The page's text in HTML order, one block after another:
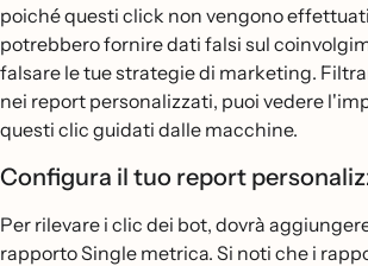
poiché questi click non vengono
potrebbero fornire dati falsi sul
falsare le tue strategie di marketing.
nei report personalizzati, puoi vedere
questi clic guidati dalle macchine.
Configura il tuo report
Per rilevare i clic dei bot, dovrà
rapporto Single metrica. Si noti che i